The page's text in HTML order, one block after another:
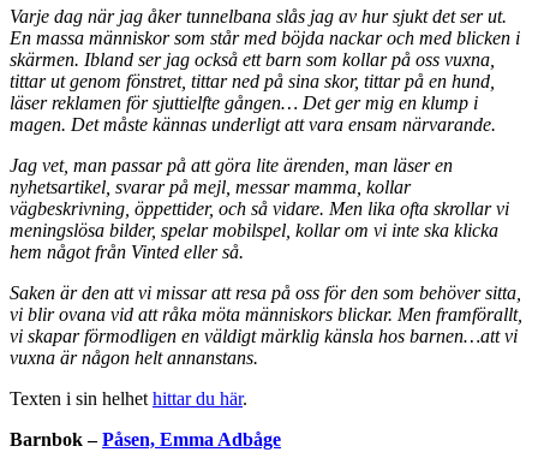
Varje dag när jag åker tunnelbana slås jag av hur sjukt det ser ut.
En massa människor som står med böjda nackar och med blicken i
skärmen. Ibland ser jag också ett barn som kollar på oss vuxna,
tittar ut genom fönstret, tittar ned på sina skor, tittar på en hund,
läser reklamen för sjuttielfte gången… Det ger mig en klump i
magen. Det måste kännas underligt att vara ensam närvarande.
Jag vet, man passar på att göra lite ärenden, man läser en
nyhetsartikel, svarar på mejl, messar mamma, kollar
vägbeskrivning, öppettider, och så vidare. Men lika ofta skrollar vi
meningslösa bilder, spelar mobilspel, kollar om vi inte ska klicka
hem något från Vinted eller så.
Saken är den att vi missar att resa på oss för den som behöver sitta,
vi blir ovana vid att råka möta människors blickar. Men framförallt,
vi skapar förmodligen en väldigt märklig känsla hos barnen…att vi
vuxna är någon helt annanstans.
Texten i sin helhet hittar du här.
Barnbok –Påsen, Emma Adbåge